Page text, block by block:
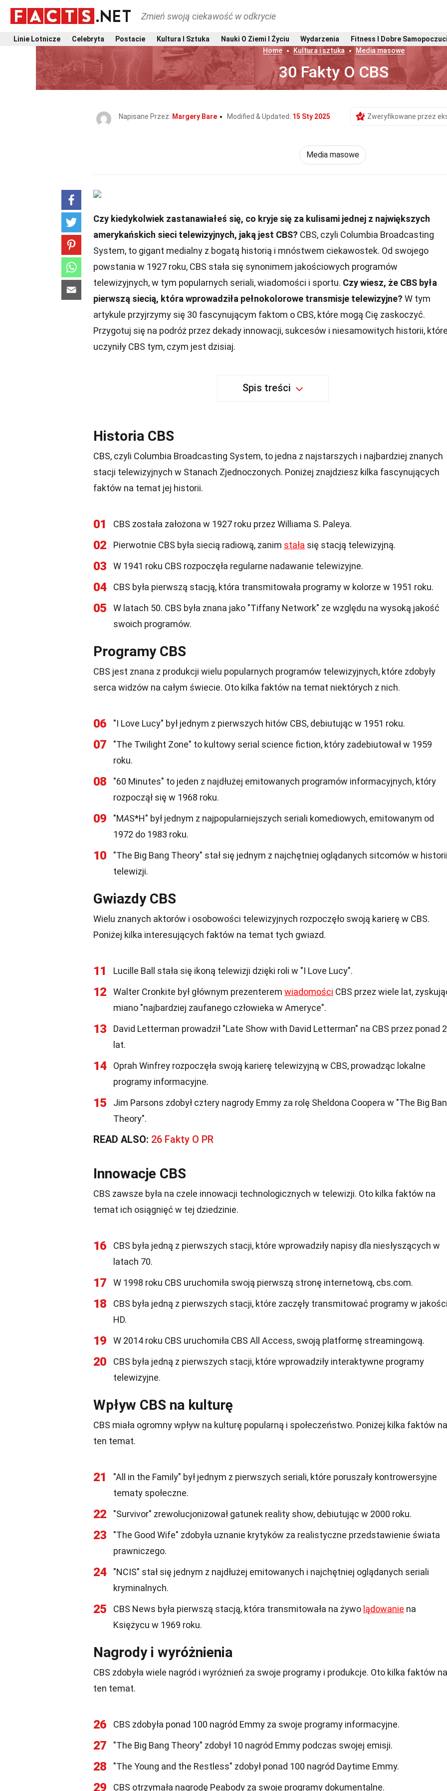
Zmień swoją ciekawość w odkrycie
Linie Lotnicze Celebryta Postacie Kultura I Sztuka Nauki O Ziemi I Życiu Wydarzenia Fitness I Dobre
Home
Kultura i sztuka Media masowe
30 Fakty O CBS
Napisane Przez: Margery Bare Modified & Updated: 15 Sty 2025 Zweryfikowane przez
Media masowe
Czy kiedykolwiek zastanawiałeś się, co kryje się za kulisami jednej z największych
amerykańskich sieci telewizyjnych, jaką jest CBS? CBS, czyli Columbia Broadcasting
System, to gigant medialny z bogatą historią i mnóstwem ciekawostek. Od swojego
powstania w 1927 roku, CBS stała się synonimem jakościowych programów
telewizyjnych, w tym popularnych seriali, wiadomości i sportu. Czy wiesz, że CBS była
pierwszą siecią, która wprowadziła pełnokolorowe transmisje telewizyjne? W tym
artykule przyjrzymy się 30 fascynującym faktom o CBS, które mogą Cię zaskoczyć.
Przygotuj się na podróż przez dekady innowacji, sukcesów i niesamowitych historii, które
uczyniły CBS tym, czym jest dzisiaj.
Spis treści
Historia CBS
CBS, czyli Columbia Broadcasting System, to jedna z najstarszych i najbardziej znanych
stacji telewizyjnych w Stanach Zjednoczonych. Poniżej znajdziesz kilka fascynujących
faktów na temat jej historii.
01 CBS została założona w 1927 roku przez Williama S. Paleya.
02 Pierwotnie CBS była siecią radiową, zanim stała się stacją telewizyjną.
03 W 1941 roku CBS rozpoczęła regularne nadawanie telewizyjne.
04 CBS była pierwszą stacją, która transmitowała programy w kolorze w 1951 roku.
05
W latach 50. CBS była znana jako "Tiffany Network" ze względu na wysoką jakość
swoich programów.
Programy CBS
CBS jest znana z produkcji wielu popularnych programów telewizyjnych, które zdobyły
serca widzów na całym świecie. Oto kilka faktów na temat niektórych z nich.
06 "I Love Lucy" był jednym z pierwszych hitów CBS, debiutując w 1951 roku.
07
"The Twilight Zone" to kultowy serial science fiction, który zadebiutował w 1959
roku.
08
"60 Minutes" to jeden z najdłużej emitowanych programów informacyjnych, który
rozpoczął się w 1968 roku.
09 "MAS*H" był jednym z najpopularniejszych seriali komediowych, emitowanym od
1972 do 1983 roku.
10
"The Big Bang Theory" stał się jednym z najchętniej oglądanych sitcomów w historii
telewizji.
Gwiazdy CBS
Wielu znanych aktorów i osobowości telewizyjnych rozpoczęło swoją karierę w CBS.
Poniżej kilka interesujących faktów na temat tych gwiazd.
11 Lucille Ball stała się ikoną telewizji dzięki roli w "I Love Lucy".
12 Walter Cronkite był głównym prezenterem wiadomości CBS przez wiele lat,
miano "najbardziej zaufanego człowieka w Ameryce".
13
David Letterman prowadził "Late Show with David Letterman" na CBS przez ponad
lat.
14
Oprah Winfrey rozpoczęła swoją karierę telewizyjną w CBS, prowadząc lokalne
programy informacyjne.
15
Jim Parsons zdobył cztery nagrody Emmy za rolę Sheldona Coopera w "The Big
Theory".
READ ALSO: 26 Fakty O PR
Innowacje CBS
CBS zawsze była na czele innowacji technologicznych w telewizji. Oto kilka faktów na
temat ich osiągnięć w tej dziedzinie.
16
CBS była jedną z pierwszych stacji, które wprowadziły napisy dla niesłyszących w
latach 70.
17 W 1998 roku CBS uruchomiła swoją pierwszą stronę internetową, cbs.com.
18
CBS była jedną z pierwszych stacji, które zaczęły transmitować programy w jakości
HD.
19 W 2014 roku CBS uruchomiła CBS All Access, swoją platformę streamingową.
20
CBS była jedną z pierwszych stacji, które wprowadziły interaktywne programy
telewizyjne.
Wpływ CBS na kulturę
CBS miała ogromny wpływ na kulturę popularną i społeczeństwo. Poniżej kilka faktów na
ten temat.
21
"All in the Family" był jednym z pierwszych seriali, które poruszały kontrowersyjne
tematy społeczne.
22 "Survivor" zrewolucjonizował gatunek reality show, debiutując w 2000 roku.
23
"The Good Wife" zdobyła uznanie krytyków za realistyczne przedstawienie świata
prawniczego.
24
"NCIS" stał się jednym z najdłużej emitowanych i najchętniej oglądanych seriali
kryminalnych.
25 CBS News była pierwszą stacją, która transmitowała na żywo lądowanie na
Księżycu w 1969 roku.
Nagrody i wyróżnienia
CBS zdobyła wiele nagród i wyróżnień za swoje programy i produkcje. Oto kilka faktów na
ten temat.
26 CBS zdobyła ponad 100 nagród Emmy za swoje programy informacyjne.
27 "The Big Bang Theory" zdobył 10 nagród Emmy podczas swojej emisji.
28 "The Young and the Restless" zdobył ponad 100 nagród Daytime Emmy.
29 CBS otrzymała nagrodę Peabody za swoje programy dokumentalne.